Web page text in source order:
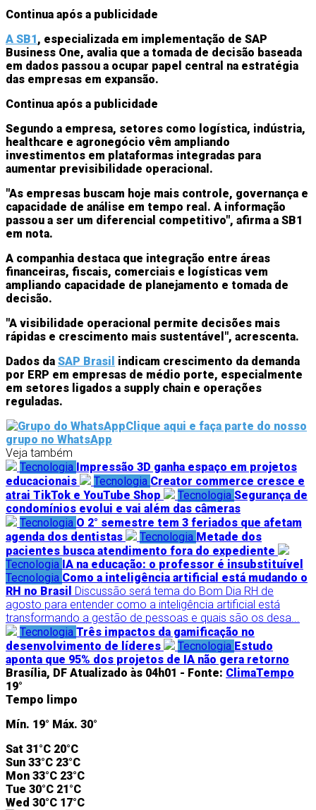
Continua após a publicidade
A SB1, especializada em implementação de SAP
Business One, avalia que a tomada de decisão baseada
em dados passou a ocupar papel central na estratégia
das empresas em expansão.
Continua após a publicidade
Segundo a empresa, setores como logística, indústria,
healthcare e agronegócio vêm ampliando
investimentos em plataformas integradas para
aumentar previsibilidade operacional.
"As empresas buscam hoje mais controle, governança e
capacidade de análise em tempo real. A informação
passou a ser um diferencial competitivo", afirma a SB1
em nota.
A companhia destaca que integração entre áreas
financeiras, fiscais, comerciais e logísticas vem
ampliando capacidade de planejamento e tomada de
decisão.
"A visibilidade operacional permite decisões mais
rápidas e crescimento mais sustentável", acrescenta.
Dados da SAP Brasil indicam crescimento da demanda
por ERP em empresas de médio porte, especialmente
em setores ligados a supply chain e operações
reguladas.
Clique aqui e faça parte do nosso
grupo no WhatsApp
Veja também
Tecnologia Impressão 3D ganha espaço em projetos
educacionais
Tecnologia Creator commerce cresce e
atrai TikTok e YouTube Shop
Tecnologia Segurança de
condomínios evolui e vai além das câmeras
Tecnologia O 2° semestre tem 3 feriados que afetam
agenda dos dentistas
Tecnologia Metade dos
pacientes busca atendimento fora do expediente
Tecnologia IA na educação: o professor é insubstituível
Tecnologia Como a inteligência artificial está mudando o
RH no Brasil Discussão será tema do Bom Dia RH de
agosto para entender como a inteligência artificial está
transformando a gestão de pessoas e quais são os desa...
Tecnologia Três impactos da gamificação no
desenvolvimento de líderes
Tecnologia Estudo
aponta que 95% dos projetos de IA não gera retorno
Brasília, DF Atualizado às 04h01 - Fonte: ClimaTempo
19°
Tempo limpo
Mín. 19° Máx. 30°
Sat 31°C 20°C
Sun 33°C 23°C
Mon 33°C 23°C
Tue 30°C 21°C
Wed 30°C 17°C